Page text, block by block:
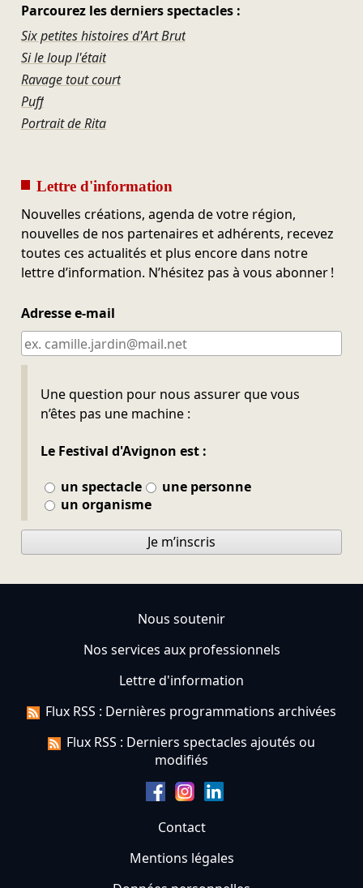
Parcourez les derniers spectacles :
Six petites histoires d'Art Brut
Si le loup l'était
Ravage tout court
Puff
Portrait de Rita
Lettre d'information
Nouvelles créations, agenda de votre région,
nouvelles de nos partenaires et adhérents, recevez
toutes ces actualités et plus encore dans notre
lettre d’information. N’hésitez pas à vous abonner !
Adresse e-mail
Une question pour nous assurer que vous
n’êtes pas une machine :
Le Festival d'Avignon est :
un spectacle
une personne
un organisme
Ne pas remplir
Je m’inscris
Nous soutenir
Nos services aux professionnels
Lettre d'information
Flux RSS : Dernières programmations archivées
Flux RSS : Derniers spectacles ajoutés ou
modifiés
Contact
Mentions légales